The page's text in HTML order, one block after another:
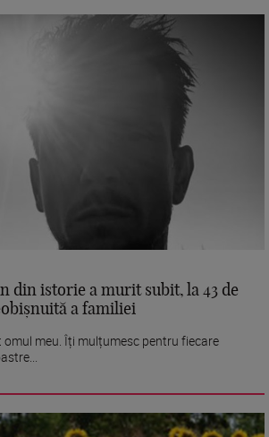
din istorie a murit subit, la 43 de
a familiei
omul meu. Îți mulțumesc pentru fiecare